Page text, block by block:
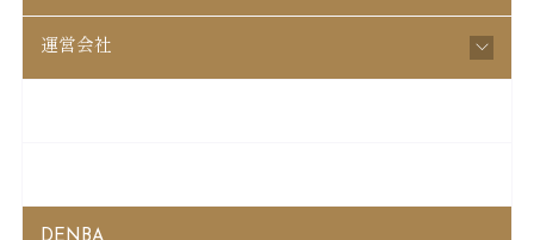
運営会社